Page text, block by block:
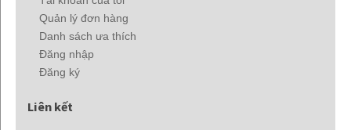
Quản lý đơn hàng
Danh sách ưa thích
Đăng nhập
Đăng ký
Liên kết